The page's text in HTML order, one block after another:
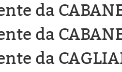
da
da
da